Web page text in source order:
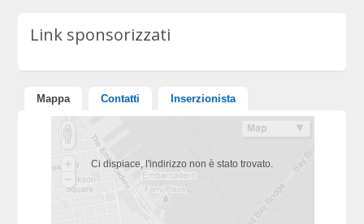
Link sponsorizzati
Mappa Contatti Inserzionista
Ci dispiace, l'indirizzo non è stato trovato.